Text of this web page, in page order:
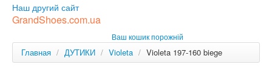
РОС
Наш другий сайт
GrandShoes.com.ua
Ваш кошик порожній
Главная / ДУТИКИ / Violeta / Violeta 197-160 biege